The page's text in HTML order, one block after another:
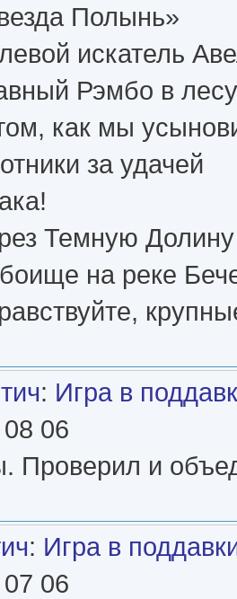
Полынь»
искатель
Рэмбо в лесу
как мы
за удачей
Темную Долину
на реке
: Игра в
06
Проверил и
: Игра в
06